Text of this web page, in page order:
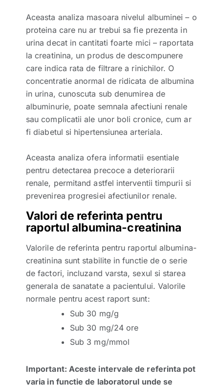
Aceasta analiza masoara nivelul albuminei – o
proteina care nu ar trebui sa fie prezenta in
urina decat in cantitati foarte mici – raportata
la creatinina, un produs de descompunere
care indica rata de filtrare a rinichilor. O
concentratie anormal de ridicata de albumina
in urina, cunoscuta sub denumirea de
albuminurie, poate semnala afectiuni renale
sau complicatii ale unor boli cronice, cum ar
fi diabetul si hipertensiunea arteriala.
Aceasta analiza ofera informatii esentiale
pentru detectarea precoce a deteriorarii
renale, permitand astfel interventii timpurii si
prevenirea progresiei afectiunilor renale.
Valori de referinta pentru
raportul albumina-creatinina
Valorile de referinta pentru raportul albumina-
creatinina sunt stabilite in functie de o serie
de factori, incluzand varsta, sexul si starea
generala de sanatate a pacientului. Valorile
normale pentru acest raport sunt:
Sub 30 mg/g
Sub 30 mg/24 ore
Sub 3 mg/mmol
Important: Aceste intervale de referinta pot
varia in functie de laboratorul unde se